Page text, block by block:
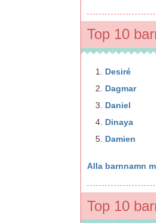
Top 10
Desiré
Dagmar
Daniel
Dinaya
Damien
Alla barnnamn
Top 10